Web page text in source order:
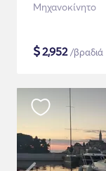
Μηχανοκίνητο
$2,952/βραδιά